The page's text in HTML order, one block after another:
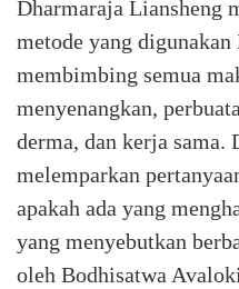
Dharmaraja Liansheng
metode yang
membimbing semua
menyenangkan,
derma, dan kerja sama.
melemparkan
apakah ada yang
yang menyebutkan
oleh Bodhisatwa